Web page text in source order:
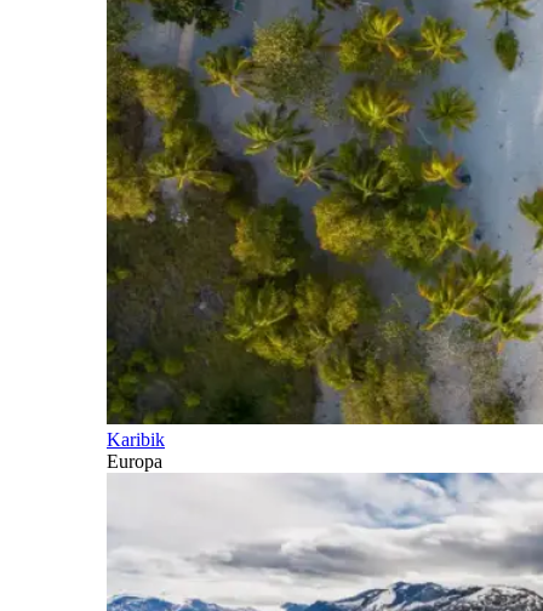
Karibik
Europa